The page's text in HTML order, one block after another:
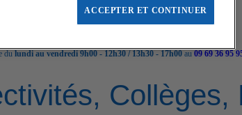
du lundi au vendredi 9h00 - 12h30 / 13h30 - 17h00 au 09 69 36 95
Collèges,
ACCEPTER ET CONTINUER